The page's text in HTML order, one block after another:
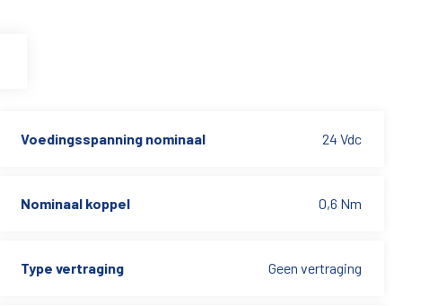
Voedingsspanning nominaal 24 Vdc
Nominaal koppel 0,6 Nm
Type vertraging Geen vertraging